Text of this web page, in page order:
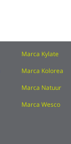
Marca Kylate
Marca Kolorea
Marca Natuur
Marca Wesco